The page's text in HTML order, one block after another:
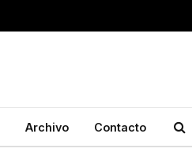
Archivo Contacto